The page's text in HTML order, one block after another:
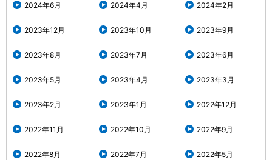
2024年6月 2024年4月 2024年2月
2023年12月 2023年10月 2023年9月
2023年8月 2023年7月 2023年6月
2023年5月 2023年4月 2023年3月
2023年2月 2023年1月 2022年12月
2022年11月 2022年10月 2022年9月
2022年8月 2022年7月 2022年5月